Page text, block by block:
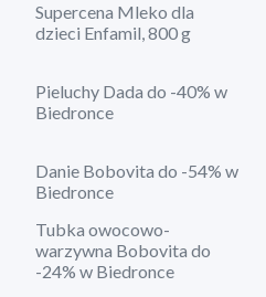
Supercena Mleko dla
dzieci Enfamil, 800 g
Pieluchy Dada do -40% w
Biedronce
Danie Bobovita do -54% w
Biedronce
Tubka owocowo-
warzywna Bobovita do
-24% w Biedronce